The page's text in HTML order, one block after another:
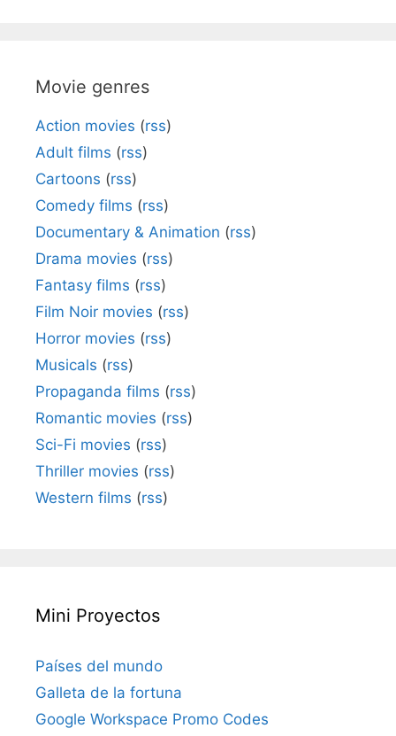
Movie genres
Action movies (rss)
Adult films (rss)
Cartoons (rss)
Comedy films (rss)
Documentary & Animation (rss)
Drama movies (rss)
Fantasy films (rss)
Film Noir movies (rss)
Horror movies (rss)
Musicals (rss)
Propaganda films (rss)
Romantic movies (rss)
Sci-Fi movies (rss)
Thriller movies (rss)
Western films (rss)
Mini Proyectos
Países del mundo
Galleta de la fortuna
Google Workspace Promo Codes